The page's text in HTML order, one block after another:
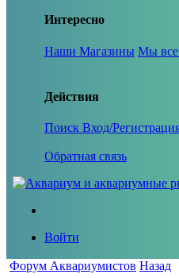
Интересно
Наши Магазины Мы
Действия
Поиск Вход/
Обратная связь
Войти
Форум Аквариумистов Назад